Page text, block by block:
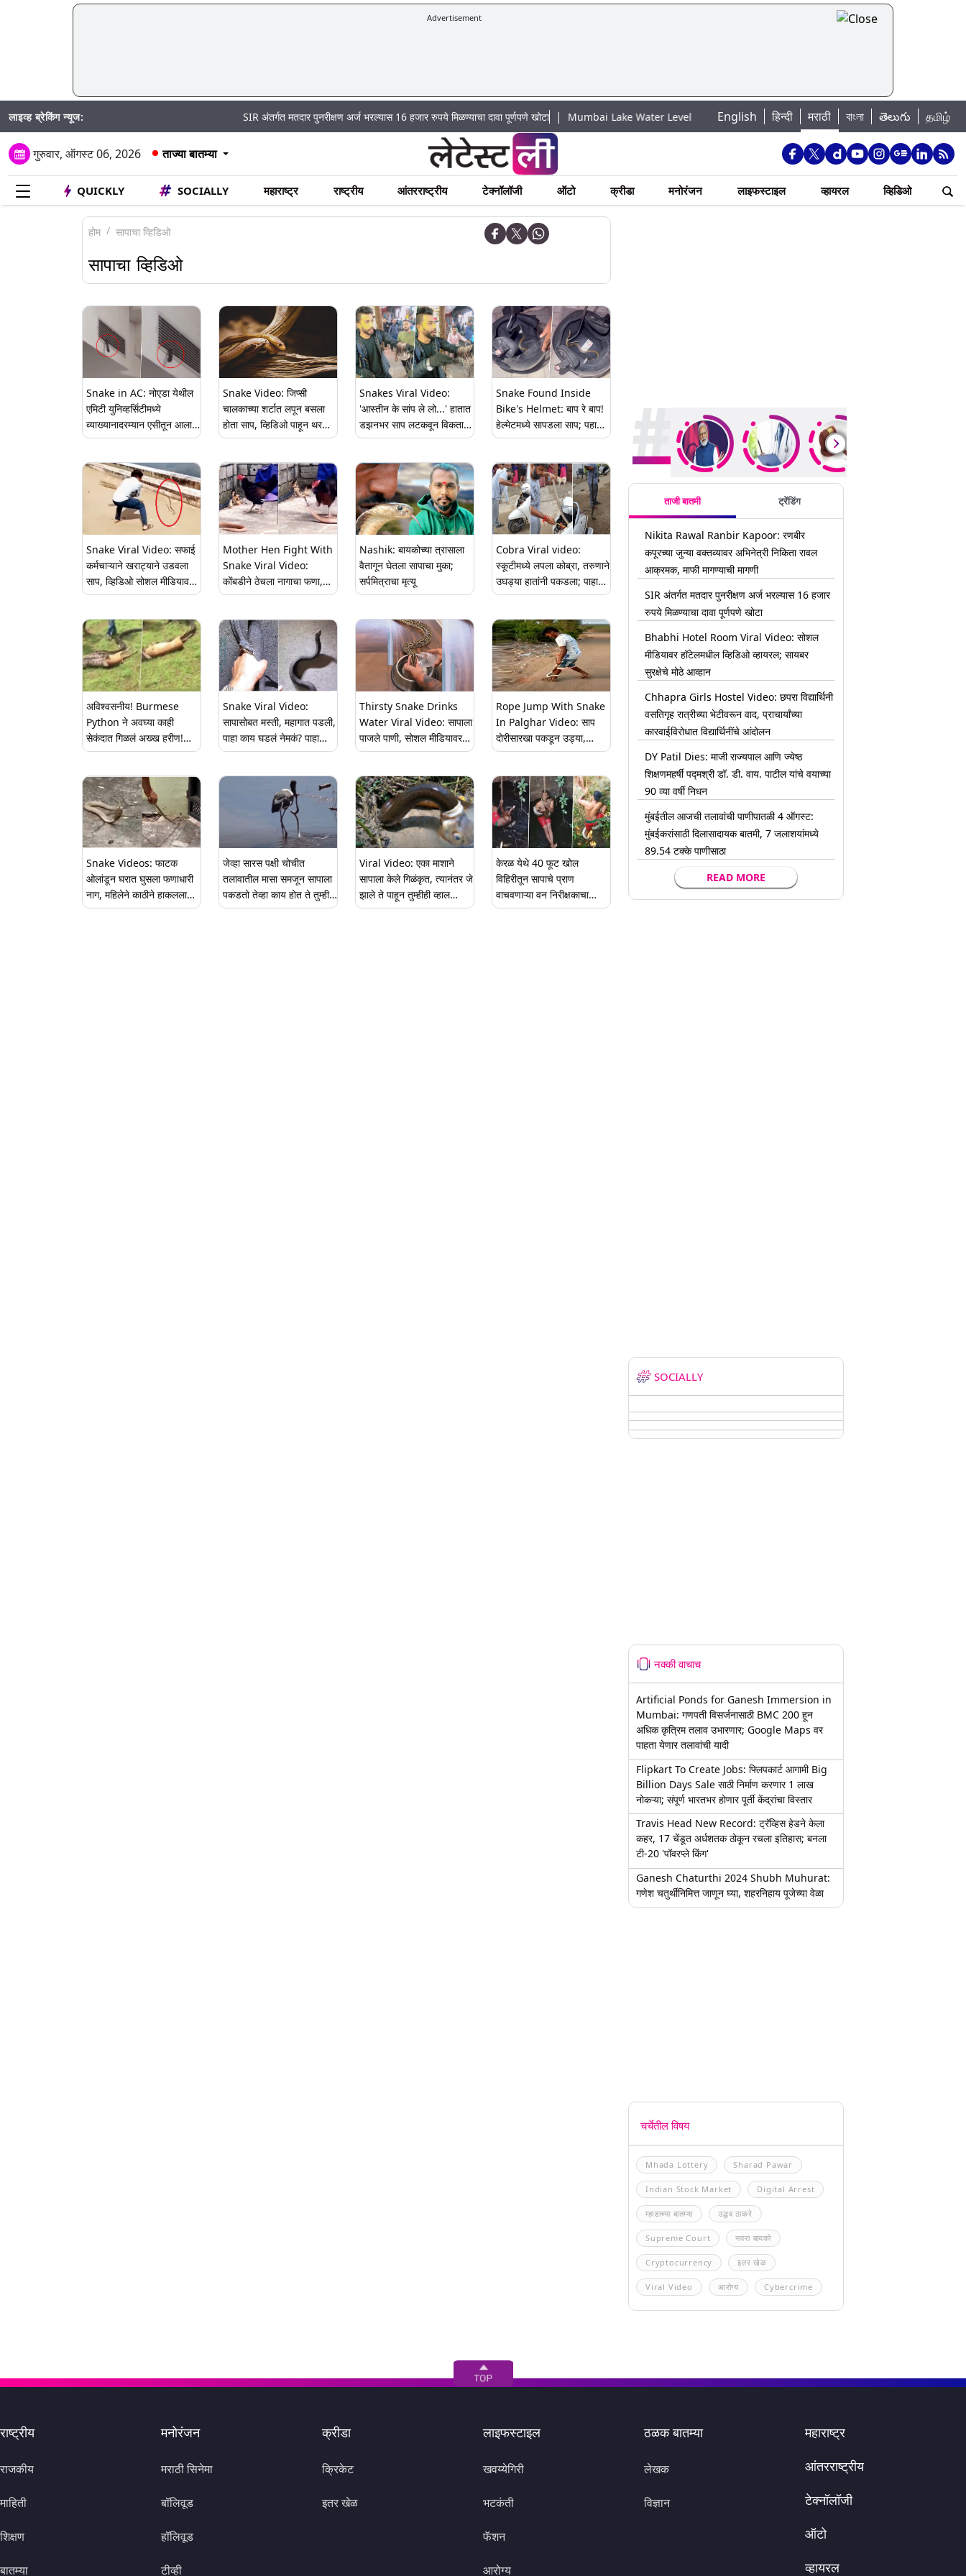
Advertisement
लाइव्ह ब्रेकिंग न्यूज: SIR अंतर्गत मतदार पुनरीक्षण अर्ज भरल्यास 16 हजार रुपये मिळण्याचा दावा पूर्णपणे खोटा|Mumbai Lake Water Levels: मुंबई पाणीपुरवठा अपडेट: शहरातील 7 तलावांमधील जलसाठा 88.93 टक्क्यांवर
English हिन्दी मराठी বাংলা తెలుగు தமிழ்
गुरुवार, ऑगस्ट 06, 2026 ताज्या बातम्या
QUICKLY SOCIALLY महाराष्ट्र राष्ट्रीय आंतरराष्ट्रीय टेक्नॉलॉजी ऑटो क्रीडा मनोरंजन लाइफस्टाइल व्हायरल व्हिडिओ
होम सापाचा व्हिडिओ
सापाचा व्हिडिओ
Snake in AC: नोएडा येथील
एमिटी युनिव्हर्सिटीमध्ये
व्याख्यानादरम्यान एसीतून आला
भला मोठा साप, विद्यार्थ्यांमध्ये
Snake Video: जिप्सी
चालकाच्या शर्टात लपून बसला
होता साप, व्हिडिओ पाहून थरकाप
उडेल
Snakes Viral Video:
'आस्तीन के सांप ले लो...' हातात
डझनभर साप लटकवून विकताना
दिसला 'हा' व्यक्ती, पहा व्हिडिओ
Snake Found Inside
Bike's Helmet: बाप रे बाप!
हेल्मेटमध्ये सापडला साप; पहा
व्हायरल व्हिडिओ
Snake Viral Video: सफाई
कर्मचाऱ्याने खराट्याने उडवला
साप, व्हिडिओ सोशल मीडियावर
व्हायरल
Mother Hen Fight With
Snake Viral Video:
कोंबडीने ठेचला नागाचा फणा,
पिल्लांना वाचविण्यासाठी आईचा
Nashik: बायकोच्या त्रासाला
वैतागून घेतला सापाचा मुका;
सर्पमित्राचा मृत्यू
Cobra Viral video:
स्कूटीमध्ये लपला कोब्रा, तरुणाने
उघड्या हातांनी पकडला; पाहा
रोमांच आणणारा व्हिडिओ
अविश्वसनीय! Burmese
Python ने अवघ्या काही
सेकंदात गिळलं अख्ख हरीण!
Viral Video करेल थक्क
Snake Viral Video:
सापासोबत मस्ती, महागात पडली,
पाहा काय घडलं नेमकं? पाहा
व्हिडिओ
Thirsty Snake Drinks
Water Viral Video: सापाला
पाजले पाणी, सोशल मीडियावर
व्हिडिओ व्हायरल
Rope Jump With Snake
In Palghar Video: साप
दोरीसारखा पकडून उड्या,
अतिउत्साही तरुणाचा जीवघेणा
Snake Videos: फाटक
ओलांडून घरात घुसला फणाधारी
नाग, महिलेने काठीने हाकलला
(पाहा व्हिडिओ)
जेव्हा सारस पक्षी चोचीत
तलावातील मासा समजून सापाला
पकडतो तेव्हा काय होत ते तुम्हीच
पाहा ( Watch Viral Video )
Viral Video: एका माशाने
सापाला केले गिळंकृत, त्यानंतर जे
झाले ते पाहून तुम्हीही व्हाल
अचंबित
केरळ येथे 40 फूट खोल
विहिरीतून सापाचे प्राण
वाचवणाऱ्या वन निरीक्षकाचा
व्हिडिओ व्हायरल
ताजी बातमी ट्रेंडिंग
Nikita Rawal Ranbir Kapoor: रणबीर
कपूरच्या जुन्या वक्तव्यावर अभिनेत्री निकिता रावल
आक्रमक, माफी मागण्याची मागणी
SIR अंतर्गत मतदार पुनरीक्षण अर्ज भरल्यास 16 हजार
रुपये मिळण्याचा दावा पूर्णपणे खोटा
Bhabhi Hotel Room Viral Video: सोशल
मीडियावर हॉटेलमधील व्हिडिओ व्हायरल; सायबर
सुरक्षेचे मोठे आव्हान
Chhapra Girls Hostel Video: छपरा विद्यार्थिनी
वसतिगृह रात्रीच्या भेटीवरून वाद, प्राचार्यांच्या
कारवाईविरोधात विद्यार्थिनींचे आंदोलन
DY Patil Dies: माजी राज्यपाल आणि ज्येष्ठ
शिक्षणमहर्षी पद्मश्री डॉ. डी. वाय. पाटील यांचे वयाच्या
90 व्या वर्षी निधन
मुंबईतील आजची तलावांची पाणीपातळी 4 ऑगस्ट:
मुंबईकरांसाठी दिलासादायक बातमी, 7 जलाशयांमध्ये
89.54 टक्के पाणीसाठा
READ MORE
SOCIALLY
नक्की वाचाच
Artificial Ponds for Ganesh Immersion in
Mumbai: गणपती विसर्जनासाठी BMC 200 हून
अधिक कृत्रिम तलाव उभारणार; Google Maps वर
पाहता येणार तलावांची यादी
Flipkart To Create Jobs: फ्लिपकार्ट आगामी Big
Billion Days Sale साठी निर्माण करणार 1 लाख
नोकऱ्या; संपूर्ण भारतभर होणार पूर्ती केंद्रांचा विस्तार
Travis Head New Record: ट्रॅव्हिस हेडने केला
कहर, 17 चेंडूत अर्धशतक ठोकून रचला इतिहास; बनला
टी-20 'पॉवरप्ले किंग'
Ganesh Chaturthi 2024 Shubh Muhurat:
गणेश चतुर्थीनिमित्त जाणून घ्या, शहरनिहाय पूजेच्या वेळा
चर्चेतील विषय
Mhada Lottery Sharad Pawar
Indian Stock Market Digital Arrest
म्हाडाच्या बातम्या उद्धव ठाकरे
Supreme Court नवरा बायको
Cryptocurrency इतर खेळ
Viral Video आरोग्य Cybercrime
राष्ट्रीय
राजकीय
माहिती
शिक्षण
बातम्या
मनोरंजन
मराठी सिनेमा
बॉलिवूड
हॉलिवूड
टीव्ही
क्रीडा
क्रिकेट
इतर खेळ
लाइफस्टाइल
खवय्येगिरी
भटकंती
फॅशन
आरोग्य
ठळक बातम्या
लेखक
विज्ञान
महाराष्ट्र
आंतरराष्ट्रीय
टेक्नॉलॉजी
ऑटो
व्हायरल